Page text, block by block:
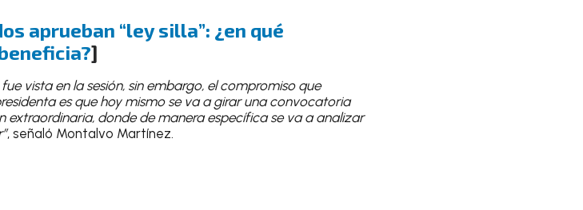
aprueban “ley silla”: ¿en qué
]
vista en la sesión, sin embargo, el compromiso que
es que hoy mismo se va a girar una convocatoria
extraordinaria, donde de manera específica se va a analizar
, señaló Montalvo Martínez.